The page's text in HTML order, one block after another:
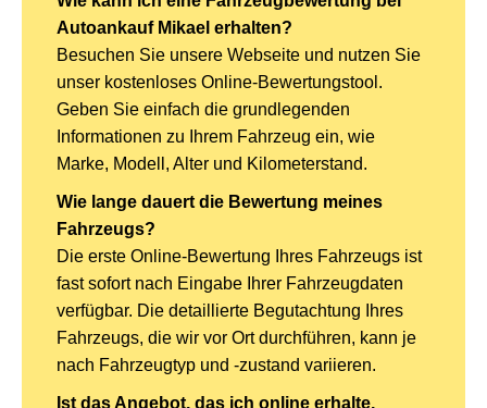
Autoankauf Mikael erhalten?
Besuchen Sie unsere Webseite und nutzen Sie
unser kostenloses Online-Bewertungstool.
Geben Sie einfach die grundlegenden
Informationen zu Ihrem Fahrzeug ein, wie
Marke, Modell, Alter und Kilometerstand.
Wie lange dauert die Bewertung meines
Fahrzeugs?
Die erste Online-Bewertung Ihres Fahrzeugs ist
fast sofort nach Eingabe Ihrer Fahrzeugdaten
verfügbar. Die detaillierte Begutachtung Ihres
Fahrzeugs, die wir vor Ort durchführen, kann je
nach Fahrzeugtyp und -zustand variieren.
Ist das Angebot, das ich online erhalte,